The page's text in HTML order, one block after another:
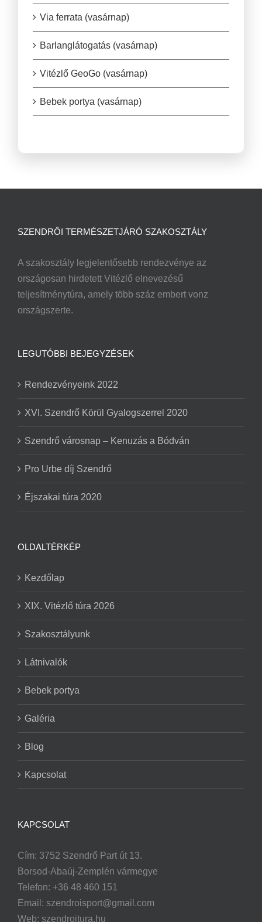
Via ferrata (vasárnap)
Barlanglátogatás (vasárnap)
Vitézlő GeoGo (vasárnap)
Bebek portya (vasárnap)
SZENDRŐI TERMÉSZETJÁRÓ SZAKOSZTÁLY
A szakosztály legjelentősebb rendezvénye az
országosan hirdetett Vitézlő elnevezésű
teljesítménytúra, amely több száz embert vonz
országszerte.
LEGUTÓBBI BEJEGYZÉSEK
Rendezvényeink 2022
XVI. Szendrő Körül Gyalogszerrel 2020
Szendrő városnap – Kenuzás a Bódván
Pro Urbe díj Szendrő
Éjszakai túra 2020
OLDALTÉRKÉP
Kezdőlap
XIX. Vitézlő túra 2026
Szakosztályunk
Látnivalók
Bebek portya
Galéria
Blog
Kapcsolat
KAPCSOLAT
Cím: 3752 Szendrő Part út 13.
Borsod-Abaúj-Zemplén vármegye
Telefon: +36 48 460 151
Email: szendroisport@gmail.com
Web: szendroitura.hu